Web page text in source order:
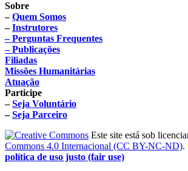
Sobre
–Quem Somos
–Instrutores
– Perguntas Frequentes
– Publicações
Filiadas
Missões Humanitárias
Atuação
Participe
–Seja Voluntário
–Seja Parceiro
Este site está sob
Commons 4.0 Internacional (CC BY-NC-ND).
política de uso justo (fair use)